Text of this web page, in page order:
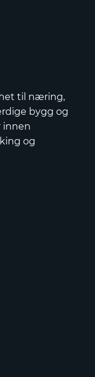
til næring,
bygg og
innen
og